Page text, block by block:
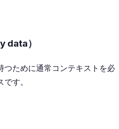
data）
つために通常コンテキストを必
す。